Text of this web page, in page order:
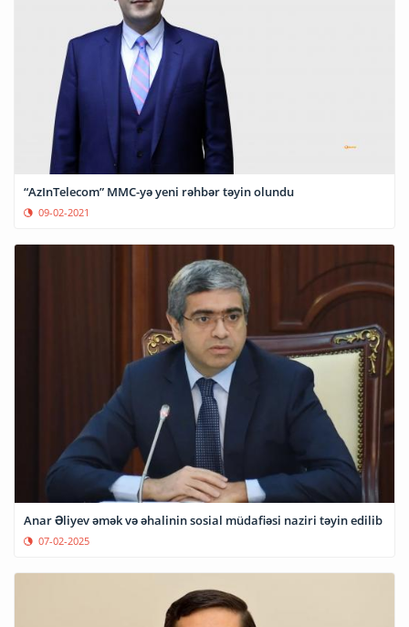
“AzInTelecom” MMC-yə yeni rəhbər təyin olundu
09-02-2021
Anar Əliyev əmək və əhalinin sosial müdafiəsi naziri təyin edilib
07-02-2025